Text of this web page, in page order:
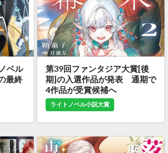
ベル
最終
第39回ファンタジア大賞[後
期]の入選作品が発表 通期で
4作品が受賞候補へ
ライトノベル小説大賞